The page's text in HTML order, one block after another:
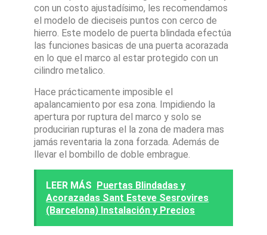
con un costo ajustadísimo, les recomendamos
el modelo de dieciseis puntos con cerco de
hierro. Este modelo de puerta blindada efectúa
las funciones basicas de una puerta acorazada
en lo que el marco al estar protegido con un
cilindro metalico.
Hace prácticamente imposible el
apalancamiento por esa zona. Impidiendo la
apertura por ruptura del marco y solo se
producirian rupturas el la zona de madera mas
jamás reventaria la zona forzada. Además de
llevar el bombillo de doble embrague.
LEER MÁS Puertas Blindadas y
Acorazadas Sant Esteve Sesrovires
(Barcelona) Instalación y Precios